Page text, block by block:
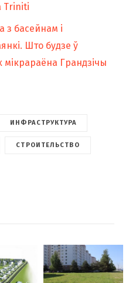
Triniti
з басейнам і
Што будзе ў
мікрараёна Грандзічы
ИНФРАСТРУКТУРА
СТРОИТЕЛЬСТВО